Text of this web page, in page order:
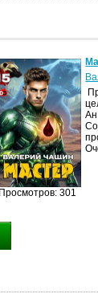
Просмотров: 301
Ан